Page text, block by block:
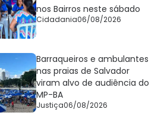
nos Bairros neste sábado
Cidadania06/08/2026
Barraqueiros e ambulantes
nas praias de Salvador
viram alvo de audiência do
MP-BA
Justiça06/08/2026